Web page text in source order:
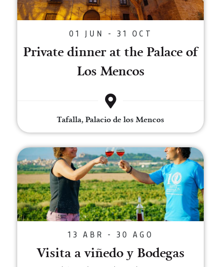
01 JUN - 31 OCT
Private dinner at the Palace of
Los Mencos
Tafalla, Palacio de los Mencos
Visita a viñedo y Bodegas
13 ABR - 30 AGO
Visita a viñedo y Bodegas